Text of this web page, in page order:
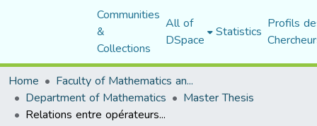
Communities
&
Collections
All of
DSpace Statistics Profils
Home
Faculty of Mathematics and Computer Science
Department of Mathematics Master Thesis
Relations entre opérateurs compacts et opérateurs normaux